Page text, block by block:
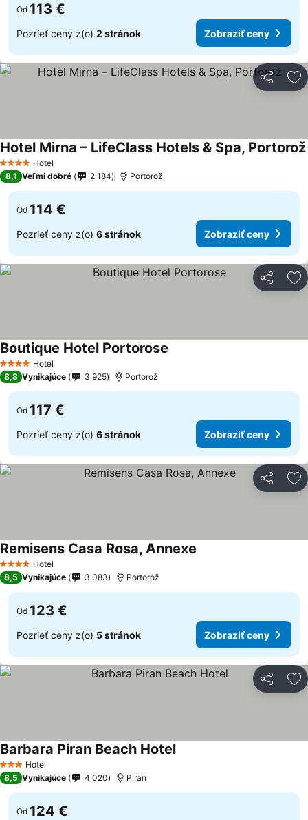
Od 113 €
Pozrieť ceny z(o) 2 stránok Zobraziť ceny
Zdieľať
4 Počet hviezdičiek
Hotel
Hotel Mirna – LifeClass Hotels & Spa, Portorož
8,1 Veľmi dobré 2 184 Portorož
Od 114 €
Pozrieť ceny z(o) 6 stránok Zobraziť ceny
Zdieľať
4 Počet hviezdičiek
Hotel
Boutique Hotel Portorose
8,8 Vynikajúce 3 925 Portorož
Od 117 €
Pozrieť ceny z(o) 6 stránok Zobraziť ceny
Zdieľať
4 Počet hviezdičiek
Hotel
Remisens Casa Rosa, Annexe
8,5 Vynikajúce 3 083 Portorož
Od 123 €
Pozrieť ceny z(o) 5 stránok Zobraziť ceny
Zdieľať
3 Počet hviezdičiek
Hotel
Barbara Piran Beach Hotel
8,5 Vynikajúce 4 020 Piran
Od 124 €